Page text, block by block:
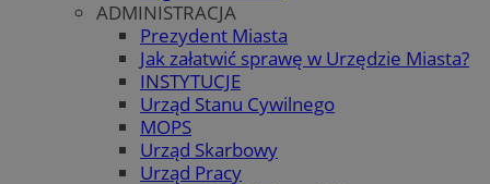
ADMINISTRACJA
Prezydent Miasta
Jak załatwić sprawę w Urzędzie Miasta?
INSTYTUCJE
Urząd Stanu Cywilnego
MOPS
Urząd Skarbowy
Urząd Pracy